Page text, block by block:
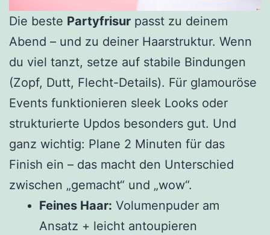
Die beste Partyfrisur passt zu deinem
Abend – und zu deiner Haarstruktur. Wenn
du viel tanzt, setze auf stabile Bindungen
(Zopf, Dutt, Flecht-Details). Für glamouröse
Events funktionieren sleek Looks oder
strukturierte Updos besonders gut. Und
ganz wichtig: Plane 2 Minuten für das
Finish ein – das macht den Unterschied
zwischen „gemacht“ und „wow“.
Feines Haar: Volumenpuder am
Ansatz + leicht antoupieren